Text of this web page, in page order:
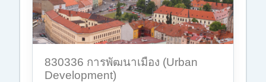
830336 การพัฒนาเมือง (Urban
Development)